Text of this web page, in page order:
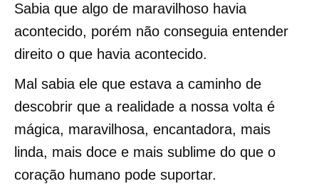
Sabia que algo de maravilhoso havia
acontecido, porém não conseguia entender
direito o que havia acontecido.
Mal sabia ele que estava a caminho de
descobrir que a realidade a nossa volta é
mágica, maravilhosa, encantadora, mais
linda, mais doce e mais sublime do que o
coração humano pode suportar.